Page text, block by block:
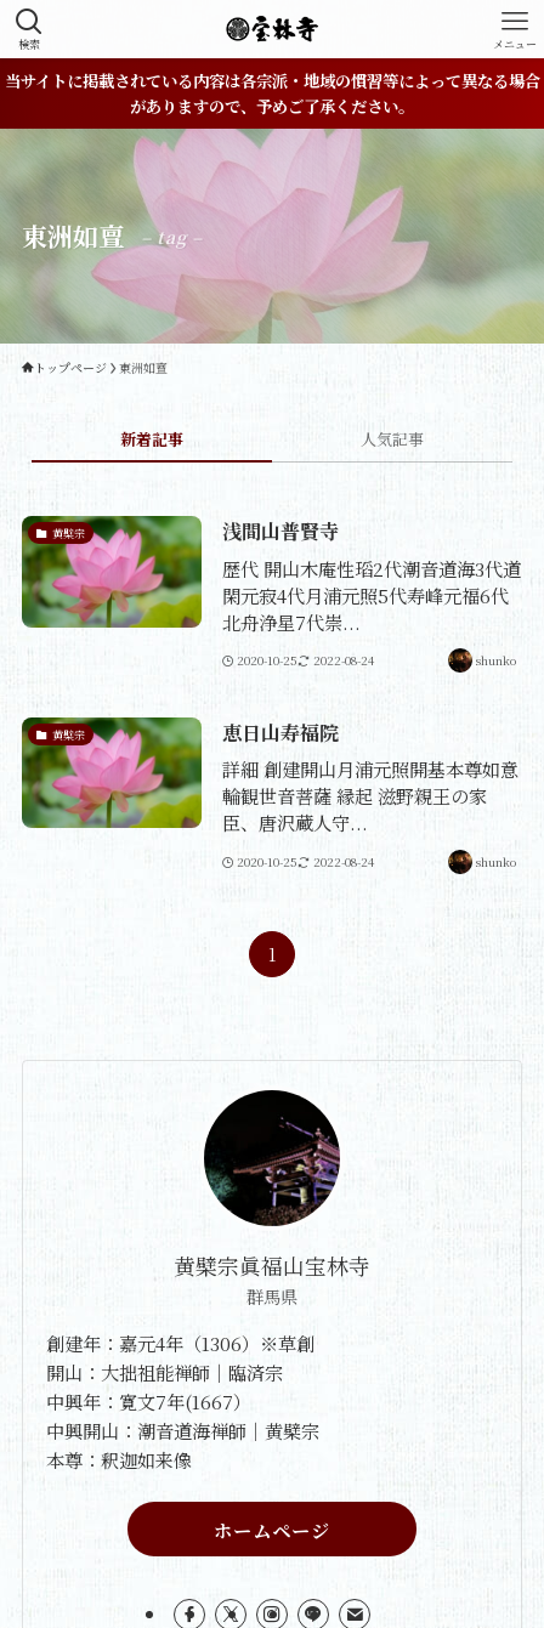
検索 メニュー
当サイトに掲載されている内容は各宗派・地域の慣習等によって異なる場合
がありますので、予めご了承ください。
東洲如亶 – tag –
トップページ 東洲如亶
新着記事 人気記事
黄檗宗 浅間山普賢寺
歴代 開山木庵性瑫2代潮音道海3代道
閑元寂4代月浦元照5代寿峰元福6代
北舟浄星7代崇...
2020-10-25 2022-08-24 shunko
黄檗宗 恵日山寿福院
詳細 創建開山月浦元照開基本尊如意
輪観世音菩薩 縁起 滋野親王の家
臣、唐沢蔵人守...
2020-10-25 2022-08-24 shunko
1
黄檗宗眞福山宝林寺
群馬県
創建年：嘉元4年（1306）※草創
開山：大拙祖能禅師｜臨済宗
中興年：寛文7年(1667）
中興開山：潮音道海禅師｜黄檗宗
本尊：釈迦如来像
ホームページ